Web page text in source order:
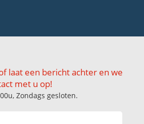
laat een bericht achter en we
met u op!
Zondags gesloten.